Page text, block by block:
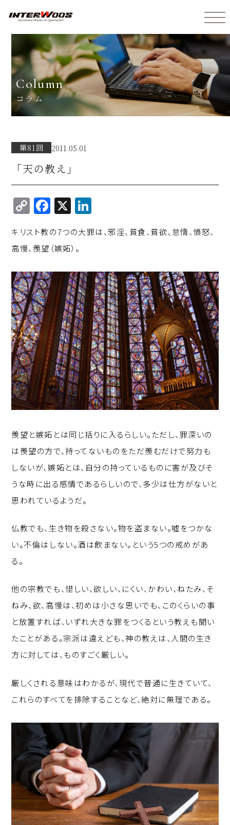
column
コラム
第81回 2011.05.01
「天の教え」
C
o
p
y
Li
n
k
F
a
c
e
b
o
o
k
X
k
d
I
n
キリスト教の7つの大罪は、邪淫、貧食、貧欲、怠惰、憤怒、
高慢、羨望（嫉妬）。
羨望と嫉妬とは同じ括りに入るらしい。ただし、罪深いの
は羨望の方で、持ってないものをただ羨むだけで努力も
しないが、嫉妬とは、自分の持っているものに害が及びそ
うな時に出る感情であるらしいので、多少は仕方がないと
思われているようだ。
仏教でも、生き物を殺さない。物を盗まない。嘘をつかな
い。不倫はしない。酒は飲まない。という5つの戒めがあ
る。
他の宗教でも、惜しい、欲しい、にくい、かわい、ねたみ、そ
ねみ、欲、高慢は、初めは小さな思いでも、このくらいの事
と放置すれば、いずれ大きな罪をつくるという教えも聞い
たことがある。宗派は違えども、神の教えは、人間の生き
方に対しては、ものすごく厳しい。
厳しくされる意味はわかるが、現代で普通に生きていて、
これらのすべてを排除することなど、絶対に無理である。